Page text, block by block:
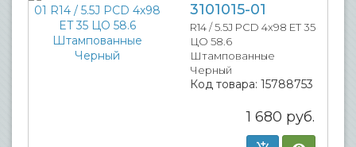
3101015-01
R14 / 5.5J PCD 4x98 ET 35
ЦО 58.6
Штампованные
Черный
Код товара: 15788753
1 680 руб.